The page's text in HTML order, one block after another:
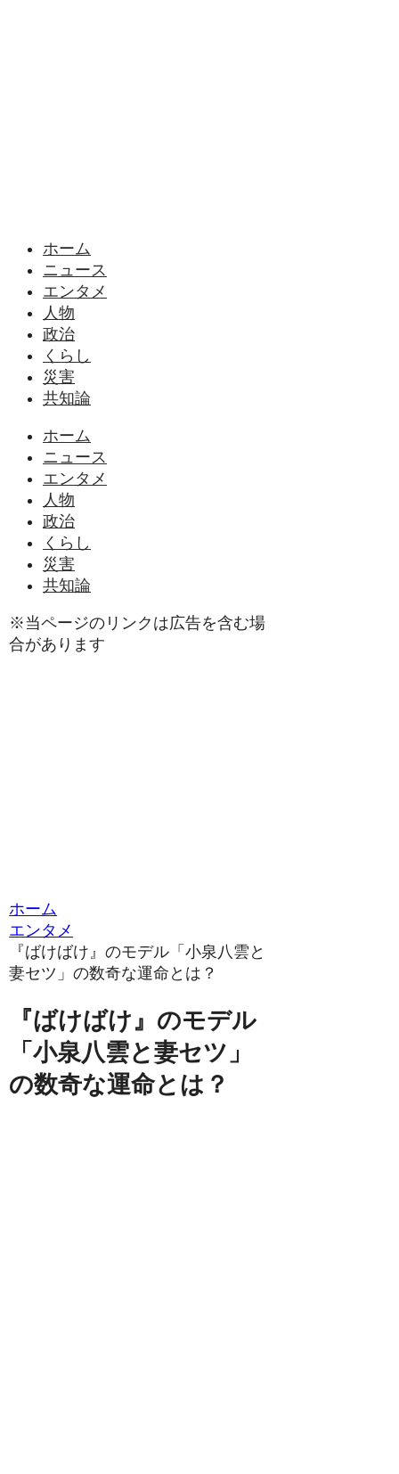
ホーム
ニュース
エンタメ
人物
政治
くらし
災害
共知論
ホーム
ニュース
エンタメ
人物
政治
くらし
災害
共知論
※当ページのリンクは広告を含む場
合があります
ホーム
エンタメ
『ばけばけ』のモデル「小泉八雲と
妻セツ」の数奇な運命とは？
『ばけばけ』のモデル
「小泉八雲と妻セツ」
の数奇な運命とは？